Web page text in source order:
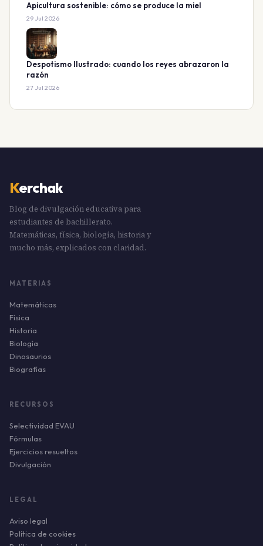
Apicultura sostenible: cómo se produce la miel
29 Jul 2026
Despotismo Ilustrado: cuando los reyes abrazaron la
razón
27 Jul 2026
Kerchak
Blog de divulgación educativa para
estudiantes de bachillerato.
Matemáticas, física, biología, historia y
mucho más, explicados con claridad.
MATERIAS
Matemáticas
Física
Historia
Biología
Dinosaurios
Biografías
RECURSOS
Selectividad EVAU
Fórmulas
Ejercicios resueltos
Divulgación
LEGAL
Aviso legal
Política de cookies